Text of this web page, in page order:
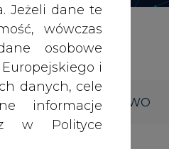
CIEPŁOWNICTWO
Jeżeli dane te
wówczas
osobowe
i
danych, cele
informacje
w Polityce